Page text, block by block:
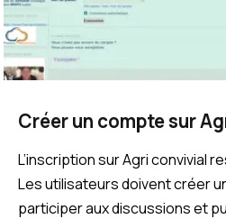
Créer un compte sur
L’inscription sur Agri convivial
Les utilisateurs doivent créer
participer aux discussions et